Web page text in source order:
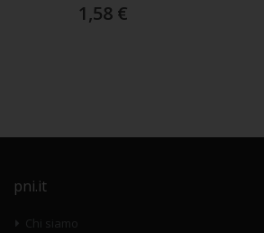
1,58 €
pni.it
Chi siamo